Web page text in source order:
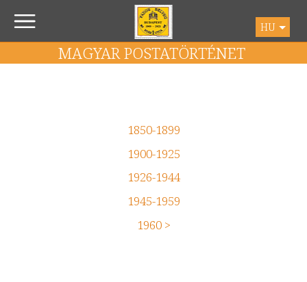
HU
MAGYAR POSTATÖRTÉNET
1850-1899
1900-1925
1926-1944
1945-1959
1960 >